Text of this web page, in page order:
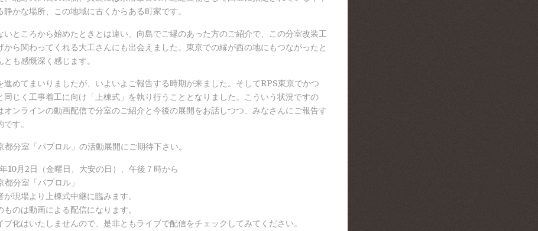
静かな場所、この地域に古くからある町家です。
いところから始めたときとは違い、向島でご縁のあった方のご紹介で、この分室改装工
から関わってくれる大工さんにも出会えました。東京での縁が西の地にもつながったと
も感慨深く感じます。
進めてまいりましたが、いよいよご報告する時期が来ました。そしてRPS東京でかつ
同じく工事着工に向け「上棟式」を執り行うこととなりました。こういう状況ですの
オンラインの動画配信で分室のご紹介と今後の展開をお話しつつ、みなさんにご報告す
す。
都分室「パプロル」の活動展開にご期待下さい。
10月2日（金曜日、大安の日）、午後７時から
都分室「パプロル」
現場より上棟式中継に臨みます。
ものは動画による配信になります。
ブ化はいたしませんので、是非ともライブで配信をチェックしてみてください。